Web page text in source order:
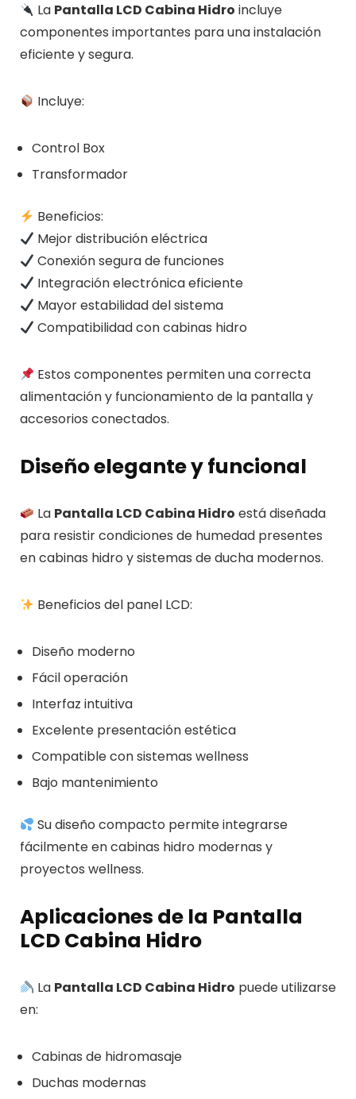
La Pantalla LCD Cabina Hidro incluye
componentes importantes para una instalación
eficiente y segura.
Incluye:
Control Box
Transformador
Beneficios:
Mejor distribución eléctrica
Conexión segura de funciones
Integración electrónica eficiente
Mayor estabilidad del sistema
Compatibilidad con cabinas hidro
Estos componentes permiten una correcta
alimentación y funcionamiento de la pantalla y
accesorios conectados.
Diseño elegante y funcional
La Pantalla LCD Cabina Hidro está diseñada
para resistir condiciones de humedad presentes
en cabinas hidro y sistemas de ducha modernos.
Beneficios del panel LCD:
Diseño moderno
Fácil operación
Interfaz intuitiva
Excelente presentación estética
Compatible con sistemas wellness
Bajo mantenimiento
Su diseño compacto permite integrarse
fácilmente en cabinas hidro modernas y
proyectos wellness.
Aplicaciones de la Pantalla
LCD Cabina Hidro
La Pantalla LCD Cabina Hidro puede utilizarse
en:
Cabinas de hidromasaje
Duchas modernas